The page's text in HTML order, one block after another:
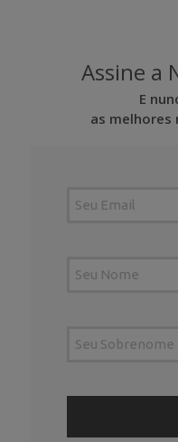
Assine a
E
as melhores